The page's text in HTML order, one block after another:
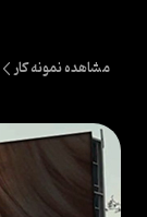
مشاهده نمونه کار